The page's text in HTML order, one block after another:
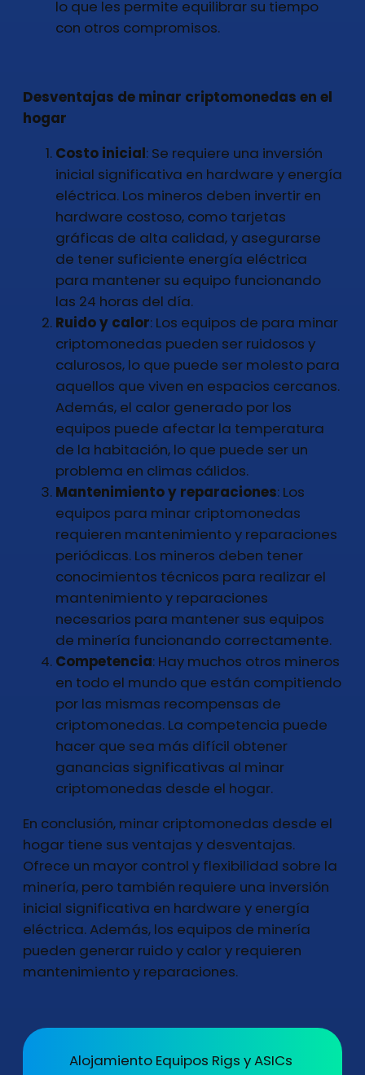
lo que les permite equilibrar su tiempo
con otros compromisos.
Desventajas de minar criptomonedas en el
hogar
Costo inicial: Se requiere una inversión
inicial significativa en hardware y energía
eléctrica. Los mineros deben invertir en
hardware costoso, como tarjetas
gráficas de alta calidad, y asegurarse
de tener suficiente energía eléctrica
para mantener su equipo funcionando
las 24 horas del día.
Ruido y calor: Los equipos de para minar
criptomonedas pueden ser ruidosos y
calurosos, lo que puede ser molesto para
aquellos que viven en espacios cercanos.
Además, el calor generado por los
equipos puede afectar la temperatura
de la habitación, lo que puede ser un
problema en climas cálidos.
Mantenimiento y reparaciones: Los
equipos para minar criptomonedas
requieren mantenimiento y reparaciones
periódicas. Los mineros deben tener
conocimientos técnicos para realizar el
mantenimiento y reparaciones
necesarios para mantener sus equipos
de minería funcionando correctamente.
Competencia: Hay muchos otros mineros
en todo el mundo que están compitiendo
por las mismas recompensas de
criptomonedas. La competencia puede
hacer que sea más difícil obtener
ganancias significativas al minar
criptomonedas desde el hogar.
En conclusión, minar criptomonedas desde el
hogar tiene sus ventajas y desventajas.
Ofrece un mayor control y flexibilidad sobre la
minería, pero también requiere una inversión
inicial significativa en hardware y energía
eléctrica. Además, los equipos de minería
pueden generar ruido y calor y requieren
mantenimiento y reparaciones.
Alojamiento Equipos Rigs y ASICs